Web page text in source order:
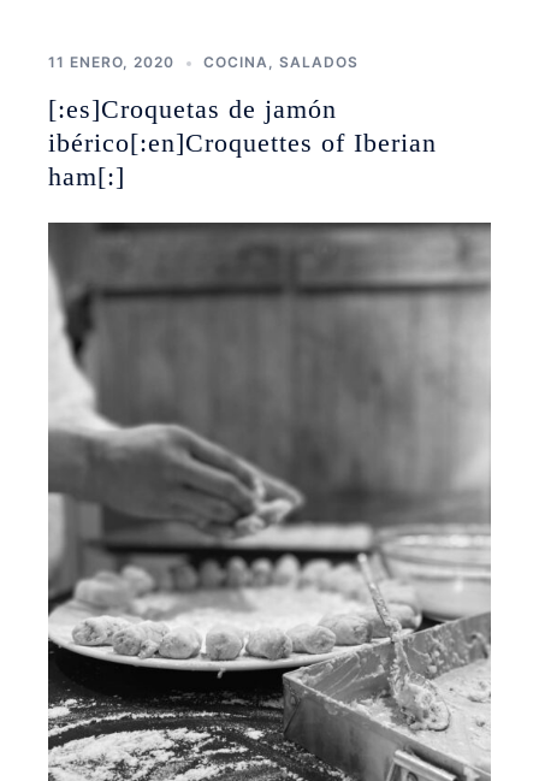
11 ENERO, 2020 COCINA, SALADOS
[:es]Croquetas de jamón
ibérico[:en]Croquettes of Iberian
ham[:]